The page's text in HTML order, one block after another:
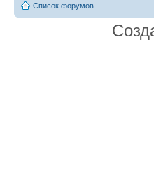
предельно
Список форумов